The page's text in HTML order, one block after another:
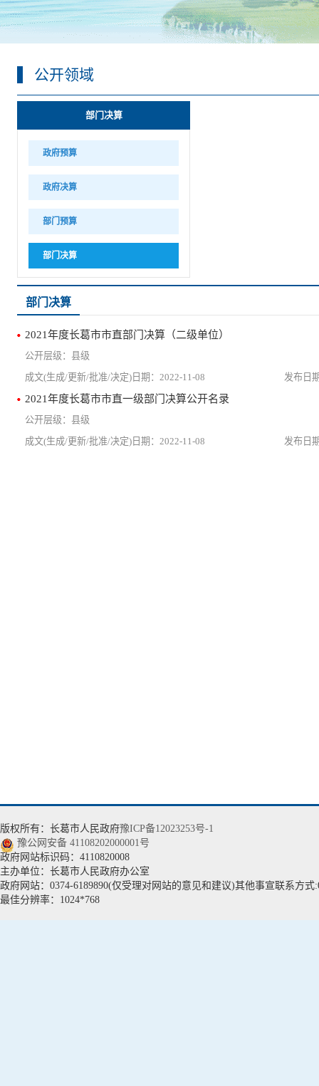
公开领域
部门决算
政府预算
政府决算
部门预算
部门决算
部门决算
2021年度长葛市市直部门决算（二级单位）
县级
2022-11-08
2021年度长葛市市直一级部门决算公开名录
县级
2022-11-08
版权所有：长葛市人民政府豫ICP备12023253号-1
豫公网安备 41108202000001号
政府网站标识码：4110820008
主办单位：长葛市人民政府办公室
政府网站：0374-6189890(仅受理对网站的意见和建议)其他事宣联系方式
最佳分辨率：1024*768